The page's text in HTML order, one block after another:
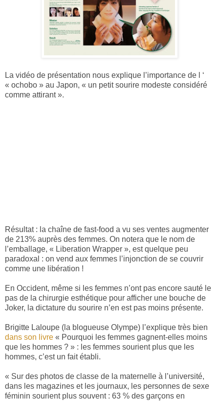
La vidéo de présentation nous explique l’importance de l ‘
« ochobo » au Japon, « un petit sourire modeste considéré
comme attirant ».
Résultat : la chaîne de fast-food a vu ses ventes augmenter
de 213% auprès des femmes. On notera que le nom de
l’emballage, « Liberation Wrapper », est quelque peu
paradoxal : on vend aux femmes l’injonction de se couvrir
comme une libération !
En Occident, même si les femmes n’ont pas encore sauté le
pas de la chirurgie esthétique pour afficher une bouche de
Joker, la dictature du sourire n’en est pas moins présente.
Brigitte Laloupe (la blogueuse Olympe) l’explique très bien
dans son livre « Pourquoi les femmes gagnent-elles moins
que les hommes ? » : les femmes sourient plus que les
hommes, c’est un fait établi.
« Sur des photos de classe de la maternelle à l’université,
dans les magazines et les journaux, les personnes de sexe
féminin sourient plus souvent : 63 % des garçons en